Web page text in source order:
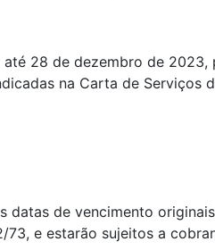
28 de dezembro de 2023,
na Carta de Serviços
de vencimento
73, e estarão sujeitos a